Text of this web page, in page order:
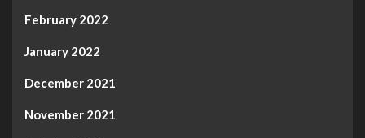
February 2022
January 2022
December 2021
November 2021